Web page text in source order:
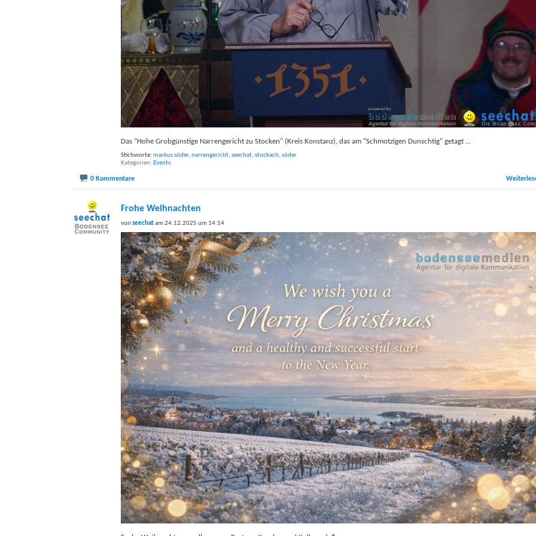
Das "Hohe Grobgünstige Narrengericht zu Stocken" (Kreis Konstanz), das am "Schmotzigen Dunschtig" getagt ...
Stichworte: markus söder, narrengericht, seechat, stockach, söder
Kategorien Events
0 Kommentare
Frohe Weihnachten
von seechatam 24.12.2025 um 14:14